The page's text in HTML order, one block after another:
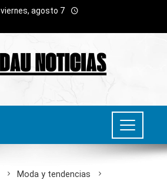
viernes, agosto 7
Moda y tendencias